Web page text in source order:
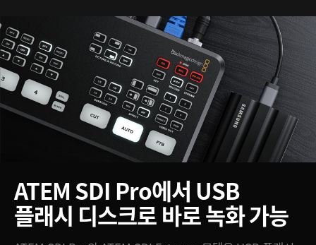
ATEM SDI Pro에서 USB
플래시 디스크로 바로 녹화 가능